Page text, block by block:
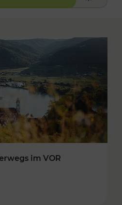
im VOR